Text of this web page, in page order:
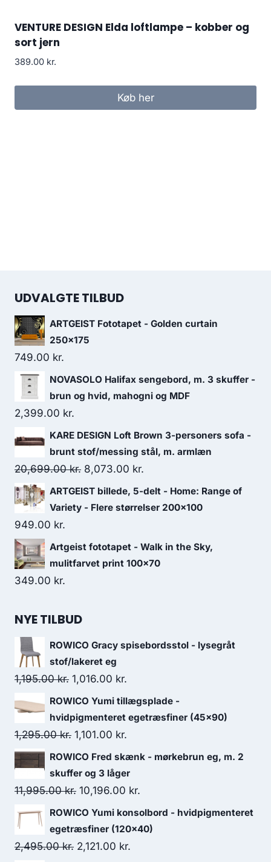
VENTURE DESIGN Elda loftlampe – kobber og
sort jern
389.00 kr.
Køb her
UDVALGTE TILBUD
ARTGEIST Fototapet - Golden curtain
250x175
749.00 kr.
NOVASOLO Halifax sengebord, m. 3 skuffer -
brun og hvid, mahogni og MDF
2,399.00 kr.
KARE DESIGN Loft Brown 3-personers sofa -
brunt stof/messing stål, m. armlæn
20,699.00kr. 8,073.00 kr.
ARTGEIST billede, 5-delt - Home: Range of
Variety - Flere størrelser 200x100
949.00 kr.
Artgeist fototapet - Walk in the Sky,
mulitfarvet print 100x70
349.00 kr.
NYE TILBUD
ROWICO Gracy spisebordsstol - lysegråt
stof/lakeret eg
1,195.00kr. 1,016.00 kr.
ROWICO Yumi tillægsplade -
hvidpigmenteret egetræsfiner (45x90)
1,295.00kr. 1,101.00 kr.
ROWICO Fred skænk - mørkebrun eg, m. 2
skuffer og 3 låger
11,995.00kr. 10,196.00 kr.
ROWICO Yumi konsolbord - hvidpigmenteret
egetræsfiner (120x40)
2,495.00kr. 2,121.00 kr.